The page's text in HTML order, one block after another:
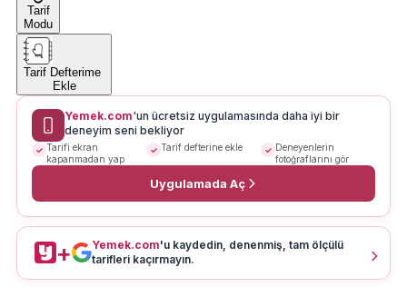
Tarif
Modu
Tarif Defterime
Ekle
Yemek.com'un ücretsiz uygulamasında daha iyi bir
deneyim seni bekliyor
Tarifi ekran
kapanmadan yap
Tarif defterine ekle
Deneyenlerin
fotoğraflarını gör
Uygulamada Aç
+ Yemek.com'u kaydedin, denenmiş, tam ölçülü
tarifleri kaçırmayın.